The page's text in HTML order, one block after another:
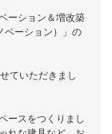
ーション＆増改築
ベーション）」の
ていただきまし
ースをつくりまし